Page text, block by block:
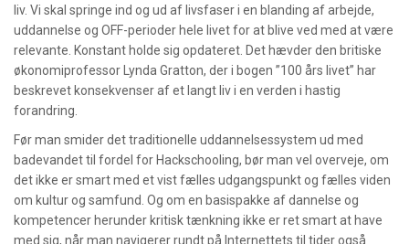
liv. Vi skal springe ind og ud af livsfaser i en blanding af arbejde,
uddannelse og OFF-perioder hele livet for at blive ved med at være
relevante. Konstant holde sig opdateret. Det hævder den britiske
økonomiprofessor Lynda Gratton, der i bogen ”100 års livet” har
beskrevet konsekvenser af et langt liv i en verden i hastig
forandring.
Før man smider det traditionelle uddannelsessystem ud med
badevandet til fordel for Hackschooling, bør man vel overveje, om
det ikke er smart med et vist fælles udgangspunkt og fælles viden
om kultur og samfund. Og om en basispakke af dannelse og
kompetencer herunder kritisk tænkning ikke er ret smart at have
med sig, når man navigerer rundt på Internettets til tider også